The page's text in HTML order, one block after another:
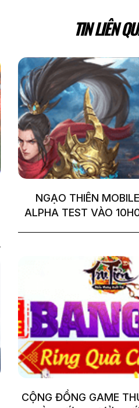
TIN LIÊN
NGẠO THIÊN
ALPHA TEST VÀO
CỘNG ĐỒNG GAME